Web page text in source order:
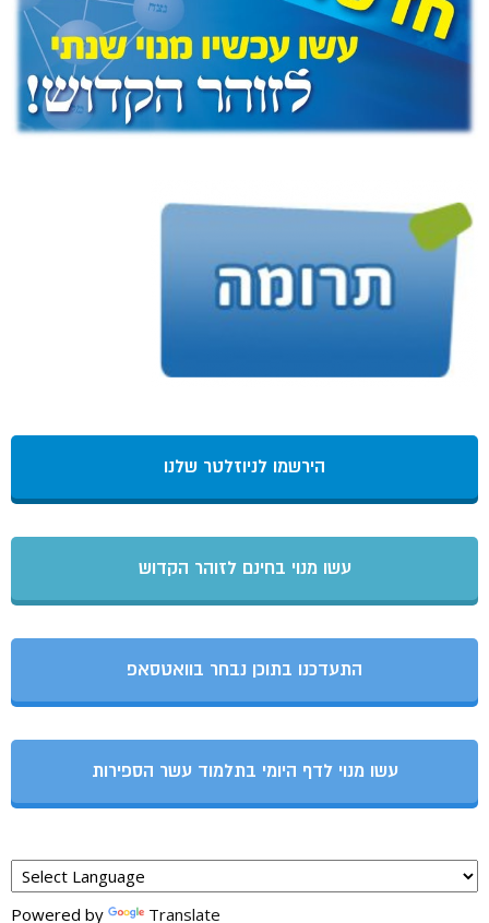
הירשמו לניוזלטר שלנו
עשו מנוי בחינם לזוהר הקדוש
התעדכנו בתוכן נבחר בוואטסאפ
עשו מנוי לדף היומי בתלמוד עשר הספירות
Powered by Translate